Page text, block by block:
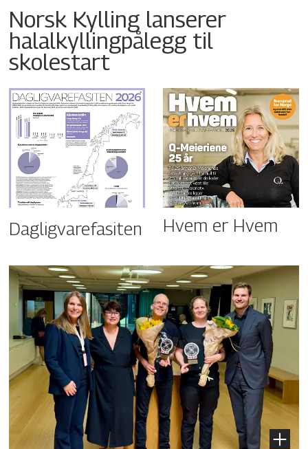
Norsk Kylling lanserer
halalkyllingpålegg til
skolestart
Dagligvarefasiten Hvem er Hvem